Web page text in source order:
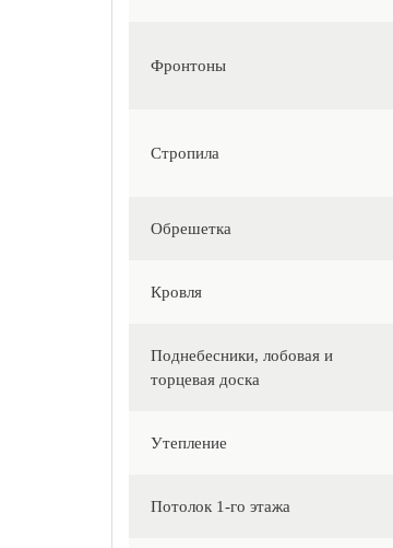
Фронтоны
Стропила
Обрешетка
Кровля
Поднебесники, лобовая и
торцевая доска
Утепление
Потолок 1-го этажа